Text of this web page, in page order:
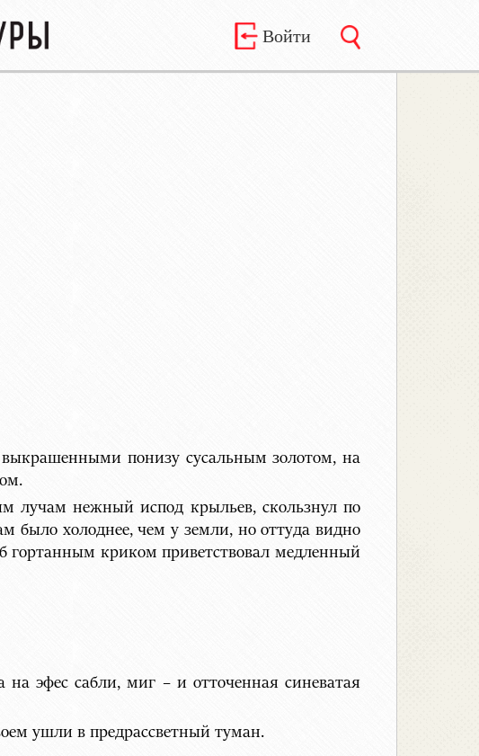
Войти
понизу сусальным золотом, на
лучам нежный испод крыльев, скользнул по
было холоднее, чем у земли, но оттуда видно
гортанным криком приветствовал медленный
на эфес сабли, миг – и отточенная синеватая
ушли в предрассветный туман.